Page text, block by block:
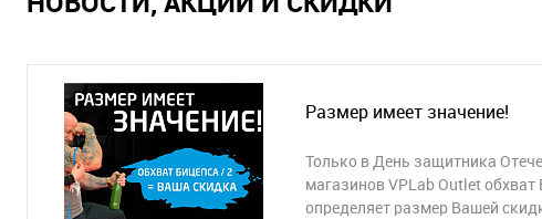
Размер имеет значение!
Только в День защитника
магазинов VPLab Outlet обхват
определяет размер Вашей